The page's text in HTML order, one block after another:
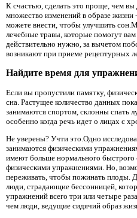
К счастью, сделать это проще, чем
множество изменений в образе
можете внести, чтобы улучшить
лечебные травы, которые помогут вам
действительно нужно, за вычетом
возникают при приеме рецептурных
Найдите время для
Если вы пропустили памятку,
сна. Растущее количество данных
занимаются спортом, склонны спать
особенно когда речь идет о лицах с
Не уверены? Учти это.Одно
занимаются физическими
имеют больше нормального
физическими упражнениями. Но,
переживать, чтобы пожинать плоды.
люди, страдающие бессонницей,
упражнений всего три или четыре
чем люди, ведущие сидячий образ